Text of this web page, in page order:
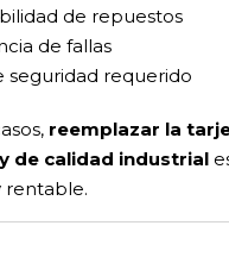
de repuestos
de fallas
seguridad requerido
reemplazar la
de calidad industrial
rentable.